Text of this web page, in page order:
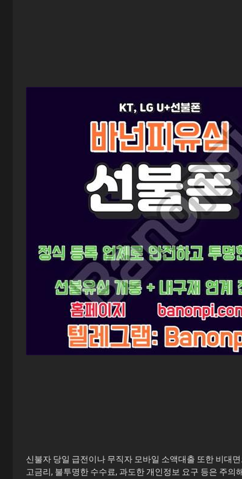
신불자 당일 급전이나 무직자 모바일 소액대출 또한 비대
고금리, 불투명한 수수료, 과도한 개인정보 요구 등은 주